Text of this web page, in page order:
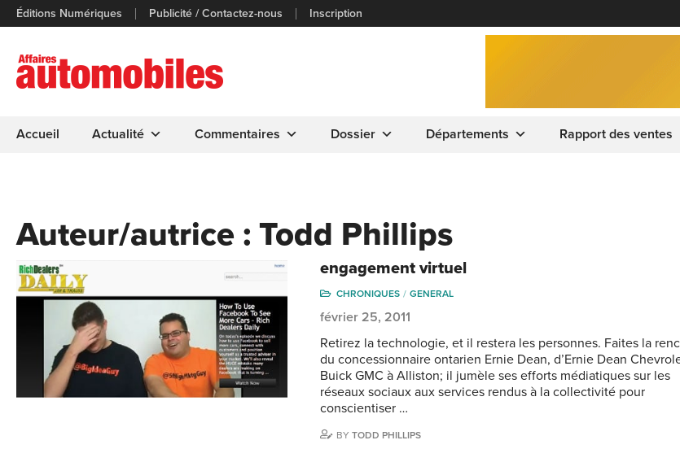
Éditions Numériques Publicité / Contactez-nous Inscription
Accueil Actualité Commentaires Dossier Départements Rapport des ventes
Auteur/autrice : Todd Phillips
engagement virtuel
CHRONIQUES GENERAL
février 25, 2011
Retirez la technologie, et il restera les personnes. Faites la
du concessionnaire ontarien Ernie Dean, d’Ernie Dean
Buick GMC à Alliston; il jumèle ses efforts médiatiques sur les
réseaux sociaux aux services rendus à la collectivité pour
conscientiser …
BYTODD PHILLIPS